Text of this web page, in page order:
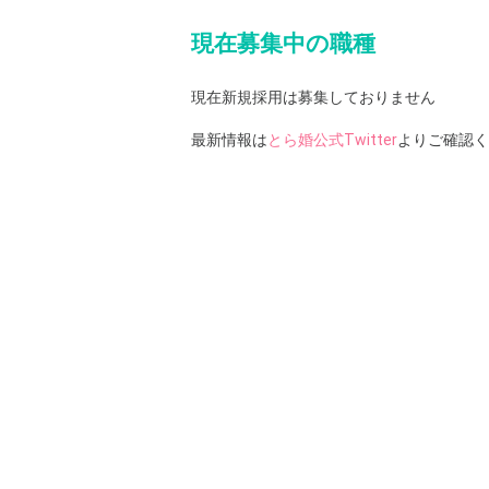
現在募集中の職種
現在新規採用は募集しておりません
最新情報はとら婚公式Twitterよりご確認